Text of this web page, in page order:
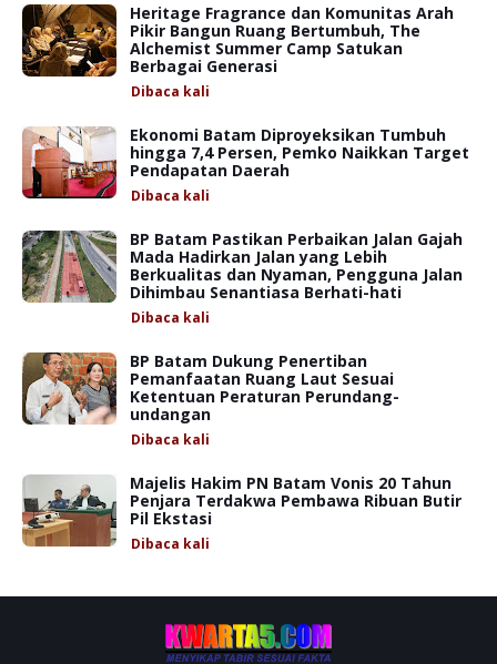
Heritage Fragrance dan Komunitas Arah
Pikir Bangun Ruang Bertumbuh, The
Alchemist Summer Camp Satukan
Berbagai Generasi
Dibaca kali
Ekonomi Batam Diproyeksikan Tumbuh
hingga 7,4 Persen, Pemko Naikkan Target
Pendapatan Daerah
Dibaca kali
BP Batam Pastikan Perbaikan Jalan Gajah
Mada Hadirkan Jalan yang Lebih
Berkualitas dan Nyaman, Pengguna Jalan
Dihimbau Senantiasa Berhati-hati
Dibaca kali
BP Batam Dukung Penertiban
Pemanfaatan Ruang Laut Sesuai
Ketentuan Peraturan Perundang-
undangan
Dibaca kali
Majelis Hakim PN Batam Vonis 20 Tahun
Penjara Terdakwa Pembawa Ribuan Butir
Pil Ekstasi
Dibaca kali